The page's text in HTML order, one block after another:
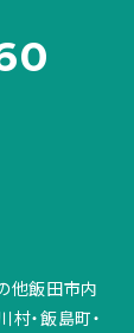
他飯田市内
村・飯島町・